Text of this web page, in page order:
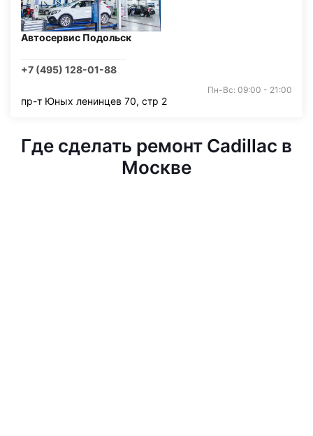
Автосервис Подольск
+7 (495) 128-01-88
Пн-Вс: 09:00 - 21:00
пр-т Юных ленинцев 70, стр 2
Где сделать ремонт Cadillac в
Москве